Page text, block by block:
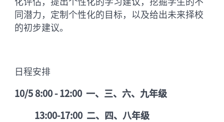
同潜力，定制个性化的目标，以及给出未来择校
的初步建议。
日程安排
10/5 8:00 - 12:00 一、三、六、九年级
13:00-17:00 二、四、八年级